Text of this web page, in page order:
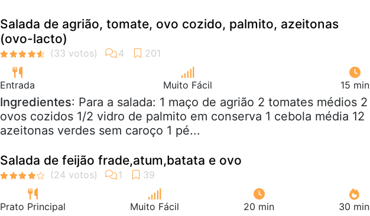
Salada de agrião, tomate, ovo cozido, palmito, azeitonas
(ovo-lacto)
Entrada Muito Fácil 15 min
Ingredientes: Para a salada: 1 maço de agrião 2 tomates médios 2
ovos cozidos 1/2 vidro de palmito em conserva 1 cebola média 12
azeitonas verdes sem caroço 1 pé...
Salada de feijão frade,atum,batata e ovo
Prato Principal Muito Fácil 20 min 30 min